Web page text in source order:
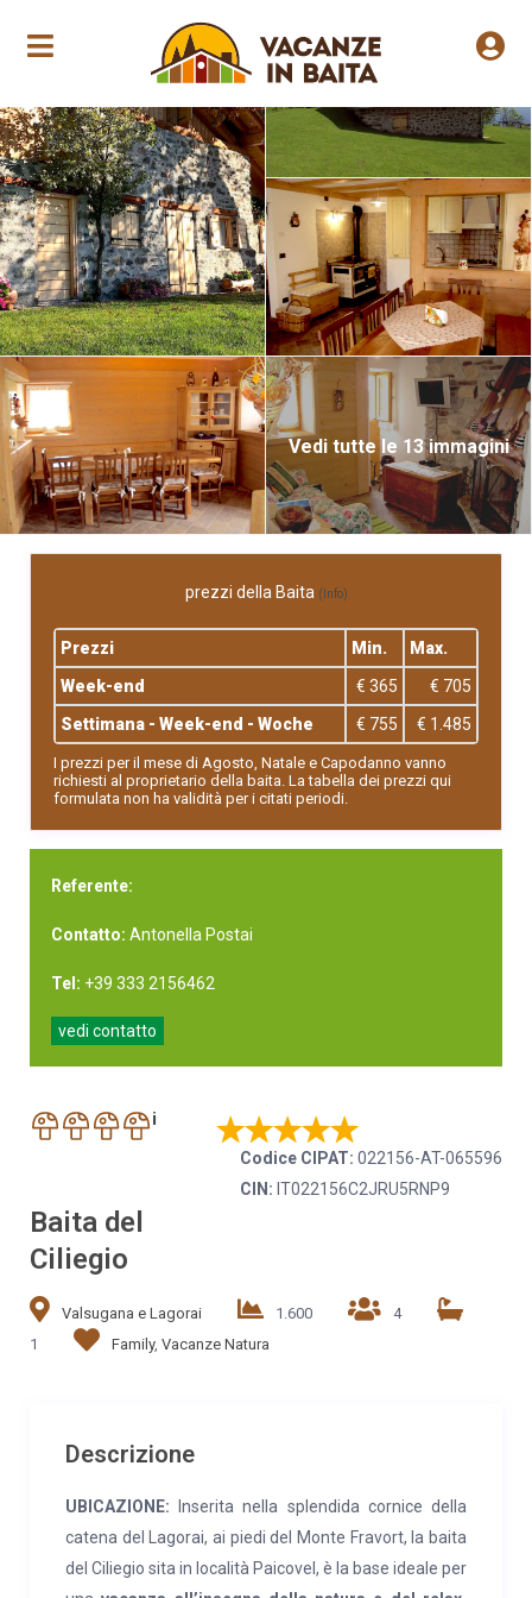
Apertura stagionale
Vedi tutte le 13 immagini
prezzi della Baita (Info)
Prezzi Min.
Max.
Week-end
€ 365
€ 705
Settimana - Week-end - Woche
€ 755 € 1.485
I prezzi per il mese di Agosto, Natale e Capodanno vanno
richiesti al proprietario della baita. La tabella dei prezzi qui
formulata non ha validità per i citati periodi.
Referente:
Contatto: Antonella Postai
Tel: +39 333 2156462
vedi contatto
i
Codice CIPAT: 022156-AT-065596
CIN: IT022156C2JRU5RNP9
Baita del
Ciliegio
Valsugana e Lagorai 1.600
4
1
Family, Vacanze Natura
Descrizione
UBICAZIONE: Inserita nella splendida cornice della
catena del Lagorai, ai piedi del Monte Fravort, la baita
del Ciliegio sita in località Paicovel, è la base ideale per